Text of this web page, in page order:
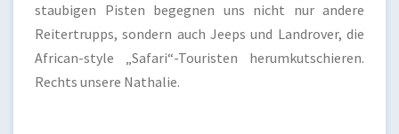
staubigen Pisten begegnen uns nicht nur andere
Reitertrupps, sondern auch Jeeps und Landrover, die
African-style „Safari“-Touristen herumkutschieren.
Rechts unsere Nathalie.